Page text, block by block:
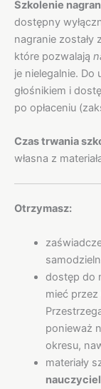
Szkolenie
dostępny
nagranie zostały
które pozwalają
je nielegalnie.
głośnikiem i
po opłaceniu
Czas trwania
własna z
Otrzymasz:
dostęp do
mieć
ponieważ
okresu,
materiały